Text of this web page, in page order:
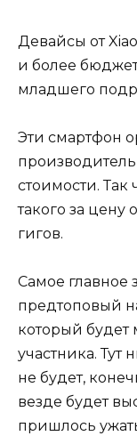
Девайсы от
и более
младшего
Эти смартфон
стоимости. Так
такого за цену
гигов.
Самое главное
предтоповый
который
участника. Тут
не будет,
везде будет
пришлось